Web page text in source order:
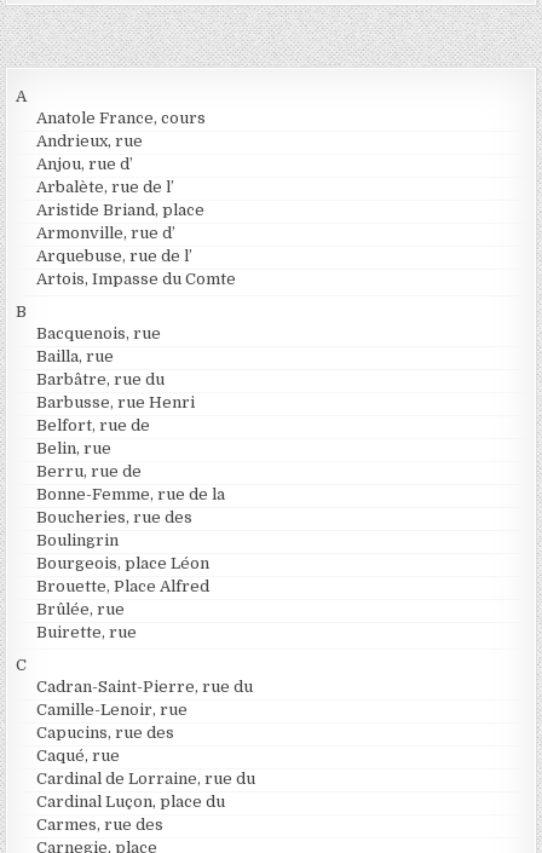
A
Anatole France, cours
Andrieux, rue
Anjou, rue d’
Arbalète, rue de l’
Aristide Briand, place
Armonville, rue d’
Arquebuse, rue de l’
Artois, Impasse du Comte
B
Bacquenois, rue
Bailla, rue
Barbâtre, rue du
Barbusse, rue Henri
Belfort, rue de
Belin, rue
Berru, rue de
Bonne-Femme, rue de la
Boucheries, rue des
Boulingrin
Bourgeois, place Léon
Brouette, Place Alfred
Brûlée, rue
Buirette, rue
C
Cadran-Saint-Pierre, rue du
Camille-Lenoir, rue
Capucins, rue des
Caqué, rue
Cardinal de Lorraine, rue du
Cardinal Luçon, place du
Carmes, rue des
Carnegie, place